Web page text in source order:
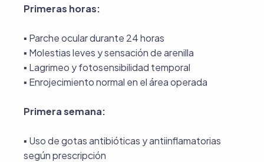
Primeras horas:
▪︎ Parche ocular durante 24 horas
▪︎ Molestias leves y sensación de arenilla
▪︎ Lagrimeo y fotosensibilidad temporal
▪︎ Enrojecimiento normal en el área operada
Primera semana:
▪︎ Uso de gotas antibióticas y antiinflamatorias
según prescripción